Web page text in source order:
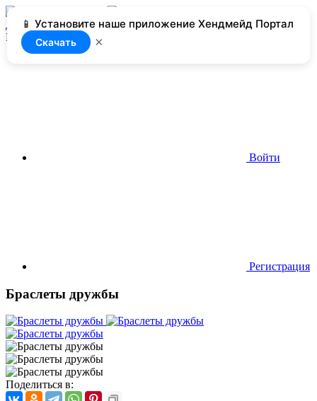
📱 Установите наше приложение Хендмейд Портал
Скачать ×
Добавить
Нет доступа
Войти
Регистрация
Браслеты дружбы
Поделиться в: